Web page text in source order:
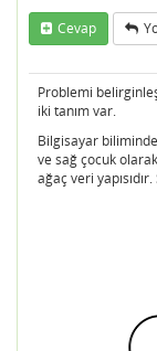
Cevap
Problemi
iki tanım var.
Bilgisayar
ve sağ çocuk
ağaç veri